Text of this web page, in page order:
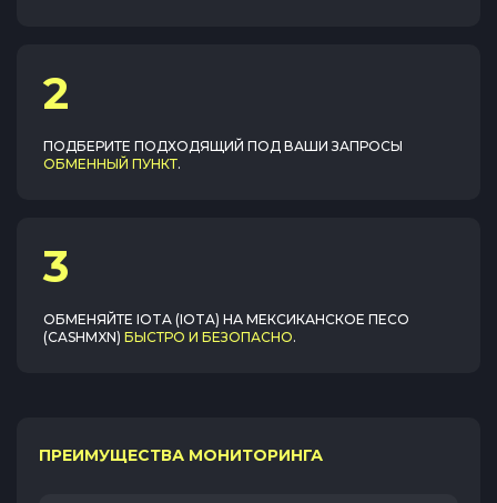
2
ПОДБЕРИТЕ ПОДХОДЯЩИЙ ПОД ВАШИ ЗАПРОСЫ
ОБМЕННЫЙ ПУНКТ.
3
ОБМЕНЯЙТЕ IOTA (IOTA) НА МЕКСИКАНСКОЕ ПЕСО
(CASHMXN) БЫСТРО И БЕЗОПАСНО.
ПРЕИМУЩЕСТВА МОНИТОРИНГА